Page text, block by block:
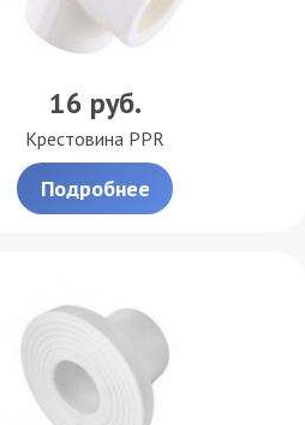
16 руб.
Крестовина PPR
Подробнее